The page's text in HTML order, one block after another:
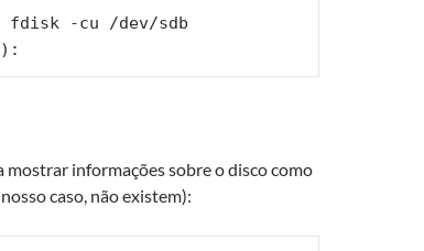
fdisk -cu /dev/sdb
mostrar informações sobre o disco como
caso, não existem):